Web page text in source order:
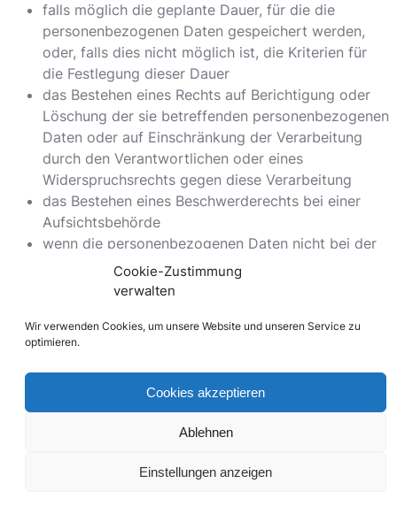
Cookie-Zustimmung
verwalten
Wir verwenden Cookies, um unsere Website und unseren Service zu
optimieren.
Cookies akzeptieren
Ablehnen
Einstellungen anzeigen
falls möglich die geplante Dauer, für die die
personenbezogenen Daten gespeichert werden,
oder, falls dies nicht möglich ist, die Kriterien für
die Festlegung dieser Dauer
das Bestehen eines Rechts auf Berichtigung oder
Löschung der sie betreffenden personenbezogenen
Daten oder auf Einschränkung der Verarbeitung
durch den Verantwortlichen oder eines
Widerspruchsrechts gegen diese Verarbeitung
das Bestehen eines Beschwerderechts bei einer
Aufsichtsbehörde
wenn die personenbezogenen Daten nicht bei der
betroffenen Person erhoben werden: Alle
verfügbaren Informationen über die Herkunft der
das Bestehen einer automatisierten
Entscheidungsfindung einschließlich Profiling
gemäß Artikel 22 Abs.1 und 4 DS-GVO und —
zumindest in diesen Fällen — aussagekräftige
Informationen über die involvierte Logik sowie die
Tragweite und die angestrebten Auswirkungen